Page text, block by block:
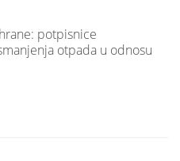
potpisnice
otpada u odnosu